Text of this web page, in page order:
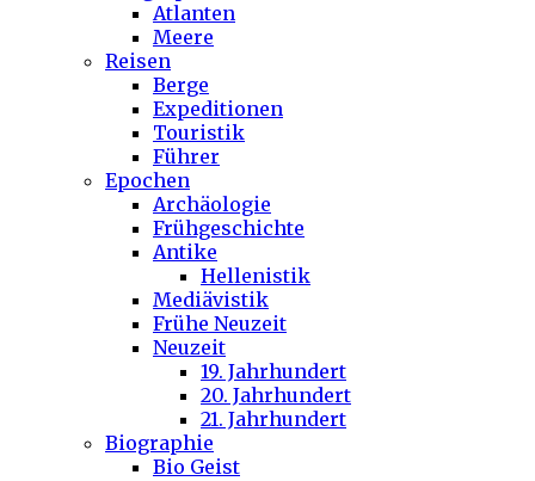
Atlanten
Meere
Reisen
Berge
Expeditionen
Touristik
Führer
Epochen
Archäologie
Frühgeschichte
Antike
Hellenistik
Mediävistik
Frühe Neuzeit
Neuzeit
19. Jahrhundert
20. Jahrhundert
21. Jahrhundert
Biographie
Bio Geist